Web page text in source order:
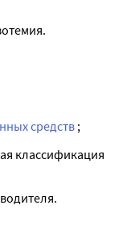
средств ;
классификация